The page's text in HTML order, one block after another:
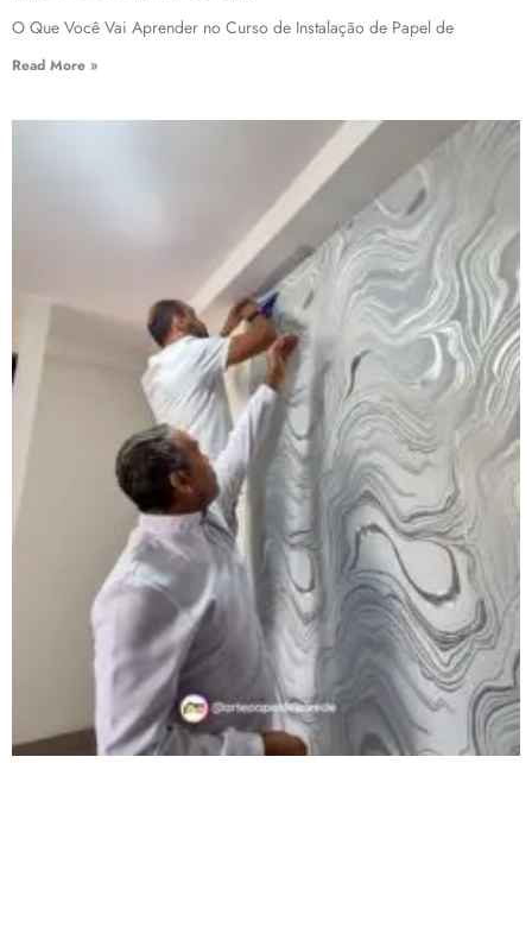
O Que Você Vai Aprender no Curso de Instalação de Papel de
Read More »